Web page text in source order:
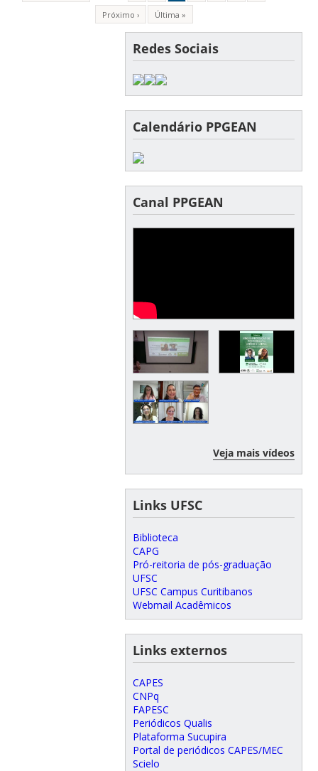
Próximo ›
Última »
Redes Sociais
Calendário PPGEAN
Canal PPGEAN
Veja mais vídeos
Links UFSC
Biblioteca
CAPG
Pró-reitoria de pós-graduação
UFSC
UFSC Campus Curitibanos
Webmail Acadêmicos
Links externos
CAPES
CNPq
FAPESC
Periódicos Qualis
Plataforma Sucupira
Portal de periódicos CAPES/MEC
Scielo